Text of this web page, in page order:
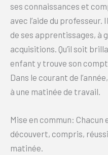
ses connaissances et
avec l’aide du
de ses apprentissages, à
acquisitions. Qu’il soit
enfant y trouve son
Dans le courant de
à une matinée de travail.
Mise en commun: Chacun
découvert, compris,
matinée.